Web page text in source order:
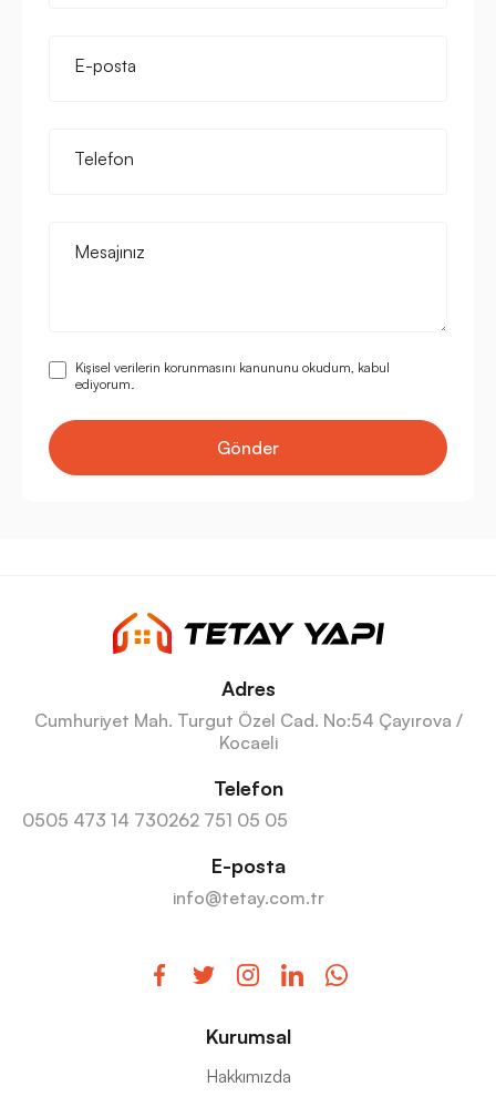
E-posta
Telefon
Mesajınız
Kişisel verilerin korunmasını kanununu okudum, kabul
ediyorum.
Gönder
Adres
Cumhuriyet Mah. Turgut Özel Cad. No:54 Çayırova /
Kocaeli
Telefon
0505 473 14 730262 751 05 05
E-posta
info@tetay.com.tr
Kurumsal
Hakkımızda